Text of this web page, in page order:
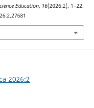
Education, 16(2026:2), 1–22.
2026:2